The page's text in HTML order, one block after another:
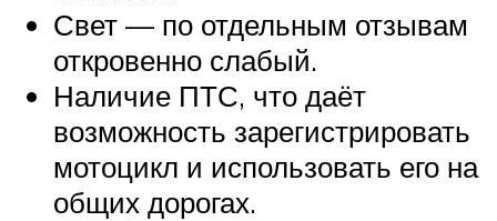
Свет — по отдельным отзывам
откровенно слабый.
Наличие ПТС, что даёт
возможность зарегистрировать
мотоцикл и использовать его на
общих дорогах.